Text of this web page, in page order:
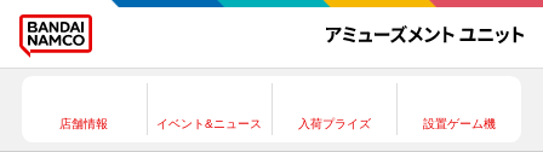
店舗情報 イベント&ニュース 入荷プライズ 設置ゲーム機